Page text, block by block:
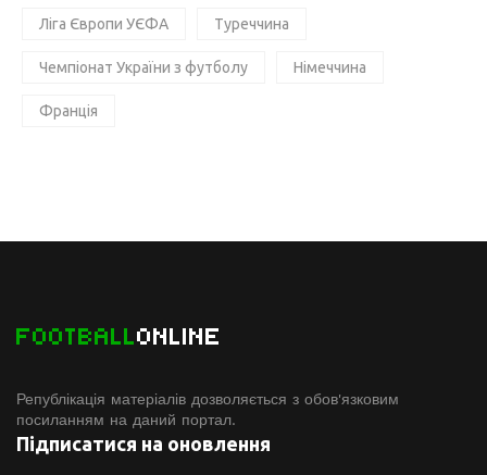
Ліга Європи УЄФА Туреччина
Чемпіонат України з футболу Німеччина
Франція
FOOTBALLONLINE
Републікація матеріалів дозволяється з обов'язковим
посиланням на даний портал.
Підписатися на оновлення